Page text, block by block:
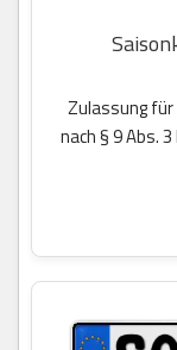
Zulassung
nach § 9 Abs.